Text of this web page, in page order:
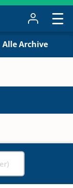
Alle Archive